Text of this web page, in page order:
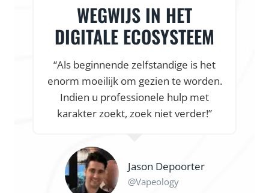
WEGWIJS IN HET
DIGITALE ECOSYSTEEM
“Als beginnende zelfstandige is het
enorm moeilijk om gezien te worden.
Indien u professionele hulp met
karakter zoekt, zoek niet verder!”
Jason Depoorter
@Vapeology